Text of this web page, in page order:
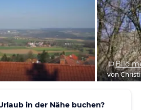
Bild
von
in der Nähe buchen?